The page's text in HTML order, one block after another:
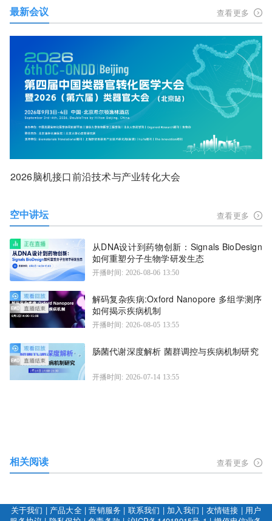
最新会议 查看更多
2026脑机接口前沿技术与产业转化大会
空中讲坛 查看更多
从DNA设计到药物创新：Signals BioDesign
如何重塑分子生物学研发生态
开播时间: 2026-08-06 13:50
解码复杂疾病:Oxford Nanopore 多组学测序
如何揭示疾病机制
开播时间: 2026-08-05 13:55
肠菌代谢深度解析 菌群调控与疾病机制研究
开播时间: 2026-07-14 13:55
相关阅读 查看更多
关于我们 | 产品大全|营销服务 | 联系我们 | 加入我们 | 友情链接 | 用户